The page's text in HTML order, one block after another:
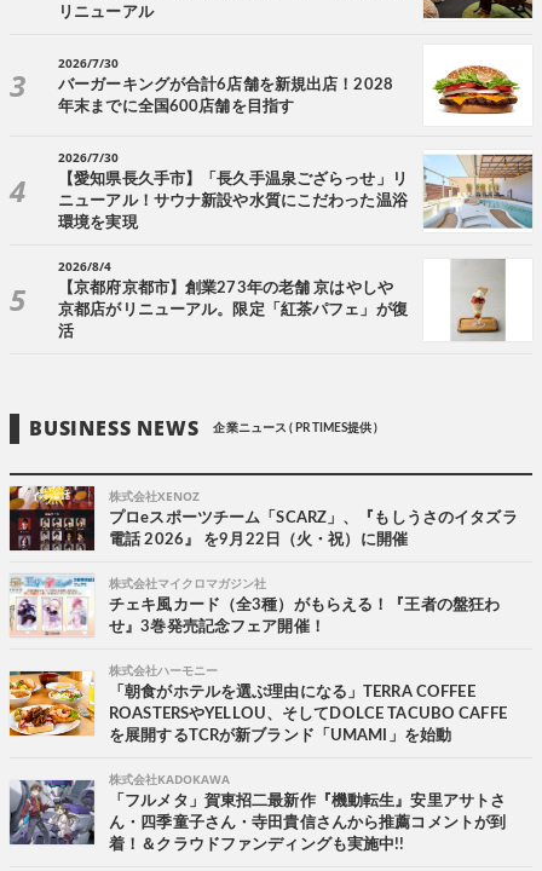
リニューアル
2026/7/30
バーガーキングが合計6店舗を新規出店！2028
年末までに全国600店舗を目指す
2026/7/30
【愛知県長久手市】「長久手温泉ござらっせ」リ
ニューアル！サウナ新設や水質にこだわった温浴
環境を実現
2026/8/4
【京都府京都市】創業273年の老舗 京はやしや
京都店がリニューアル。限定「紅茶パフェ」が復
活
BUSINESS NEWS 企業ニュース ( PR TIMES提供 )
株式会社XENOZ
プロeスポーツチーム「SCARZ」、『もしうさのイタズラ
電話 2026』 を9月22日（火・祝）に開催
株式会社マイクロマガジン社
チェキ風カード（全3種）がもらえる！『王者の盤狂わ
せ』3巻発売記念フェア開催！
株式会社ハーモニー
「朝食がホテルを選ぶ理由になる」TERRA COFFEE
ROASTERSやYELLOU、そしてDOLCE TACUBO CAFFE
を展開するTCRが新ブランド「UMAMI」を始動
株式会社KADOKAWA
「フルメタ」賀東招二最新作『機動転生』安里アサトさ
ん・四季童子さん・寺田貴信さんから推薦コメントが到
着！＆クラウドファンディングも実施中!!